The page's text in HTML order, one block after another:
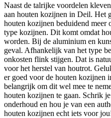
Naast de talrijke voordelen
aan houten kozijnen in Deil. Het
houten kozijnen beduidend meer
type kozijnen. Dit komt omdat
worden. Bij de aluminium en
geval. Afhankelijk van het type
onkosten flink stijgen. Dat is
voor het herstel van houtrot.
er goed voor de houten kozijnen
belangrijk om dit wel mee te
houten kozijnen te gaan. Schrik
onderhoud en hou je van een
houten kozijnen echt iets voor